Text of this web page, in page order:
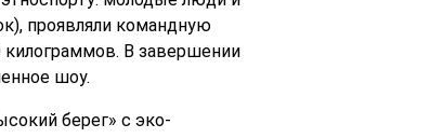
проявляли командную
килограммов. В завершении
шоу.
берег» с эко-